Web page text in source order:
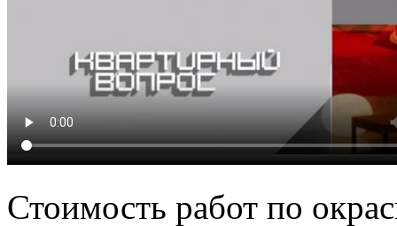
Стоимость работ по